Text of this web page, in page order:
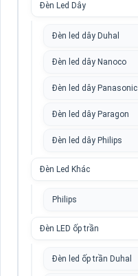
Đèn Led Dây
Đèn led dây Duhal
Đèn led dây Nanoco
Đèn led dây Panasonic
Đèn led dây Paragon
Đèn led dây Philips
Đèn Led Khác
Philips
Đèn LED ốp trần
Đèn led ốp trần Duhal